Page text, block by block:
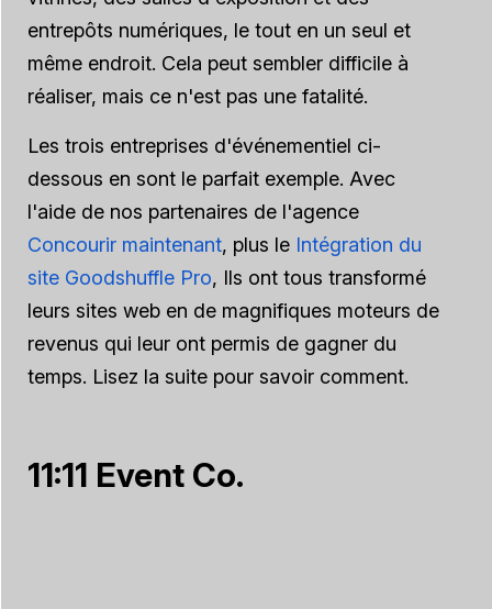
entrepôts numériques, le tout en un seul et
même endroit. Cela peut sembler difficile à
réaliser, mais ce n'est pas une fatalité.
Les trois entreprises d'événementiel ci-
dessous en sont le parfait exemple. Avec
l'aide de nos partenaires de l'agence
Concourir maintenant, plus le Intégration du
site Goodshuffle Pro, Ils ont tous transformé
leurs sites web en de magnifiques moteurs de
revenus qui leur ont permis de gagner du
temps. Lisez la suite pour savoir comment.
11:11 Event Co.